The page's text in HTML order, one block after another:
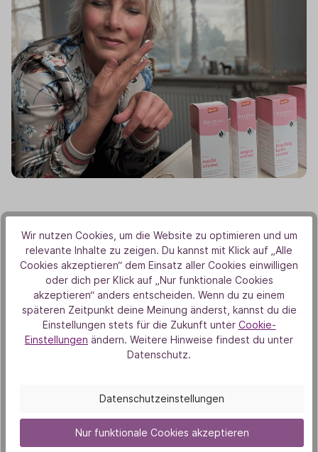
Wichtig ist für mich natürlich auch die Pflege des
Augenbereiches.
Deshalb ist dieAugencremefür mich auch
unverzichtbar. Weil um den Augenbereich herum
würden, ist hier eine Extra-Pflege ganz besonders
wichtig. Hier entstehen im Laufe des Lebens
schneller Trockenheitsfältchen, die vermieden
Wir nutzen Cookies, um die Website zu optimieren und um
relevante Inhalte zu zeigen. Du kannst mit Klick auf „Alle
Cookies akzeptieren“ dem Einsatz aller Cookies einwilligen
oder dich per Klick auf „Nur funktionale Cookies
akzeptieren“ anders entscheiden. Wenn du zu einem
späteren Zeitpunkt deine Meinung änderst, kannst du die
Einstellungen stets für die Zukunft unter Cookie-
Einstellungen ändern. Weitere Hinweise findest du unter
Datenschutz.
Datenschutzeinstellungen
Nur funktionale Cookies akzeptieren